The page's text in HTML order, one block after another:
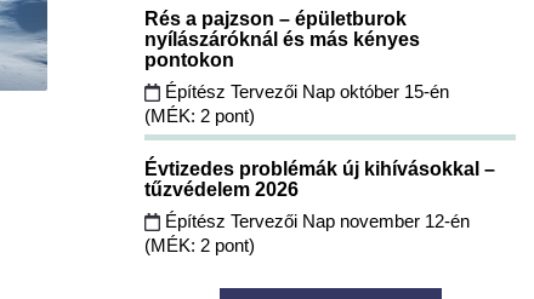
Rés a pajzson – épületburok
nyílászáróknál és más kényes
pontokon
Építész Tervezői Nap október 15-én
(MÉK: 2 pont)
Évtizedes problémák új kihívásokkal –
tűzvédelem 2026
Építész Tervezői Nap november 12-én
(MÉK: 2 pont)